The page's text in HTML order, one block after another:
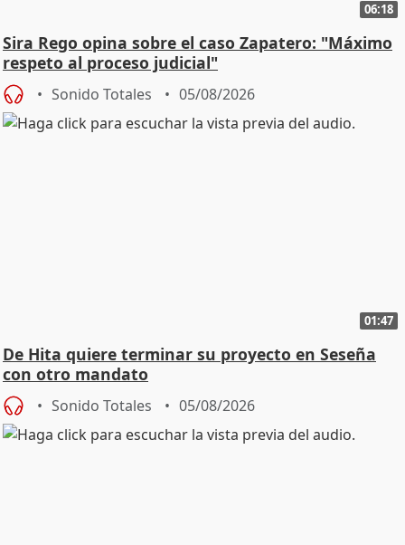
06:18
Sira Rego opina sobre el caso Zapatero: "Máximo
respeto al proceso judicial"
Sonido Totales 05/08/2026
01:47
De Hita quiere terminar su proyecto en Seseña
con otro mandato
Sonido Totales 05/08/2026